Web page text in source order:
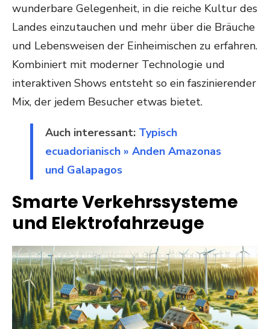
wunderbare Gelegenheit, in die reiche Kultur des
Landes einzutauchen und mehr über die Bräuche
und Lebensweisen der Einheimischen zu erfahren.
Kombiniert mit moderner Technologie und
interaktiven Shows entsteht so ein faszinierender
Mix, der jedem Besucher etwas bietet.
Auch interessant: Typisch
ecuadorianisch » Anden Amazonas
und Galapagos
Smarte Verkehrssysteme
und Elektrofahrzeuge